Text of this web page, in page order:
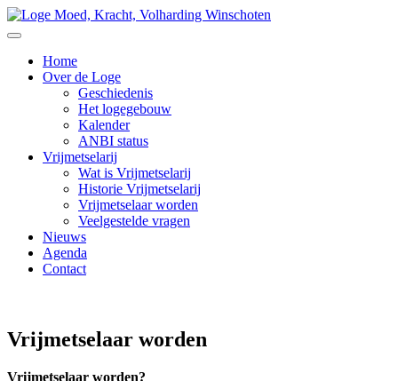
Home
Over de Loge
Geschiedenis
Het logegebouw
Kalender
ANBI status
Vrijmetselarij
Wat is Vrijmetselarij
Historie Vrijmetselarij
Vrijmetselaar worden
Veelgestelde vragen
Nieuws
Agenda
Contact
Vrijmetselaar worden
Vrijmetselaar worden?